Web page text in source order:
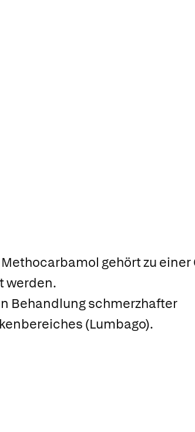
gehört zu einer
werden.
Behandlung schmerzhafter
(Lumbago).